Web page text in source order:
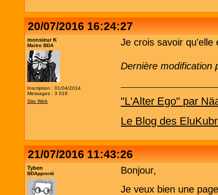
20/07/2016 16:24:27
monsieur K
Maitre BDA
Inscription : 01/04/2014
Messages : 3 018
Site Web
Je crois savoir
Dernière modification
"L'Alter Ego" par
Le Blog des
21/07/2016 11:43:26
Tyben
BDApprenti
Bonjour,
Je veux bien une